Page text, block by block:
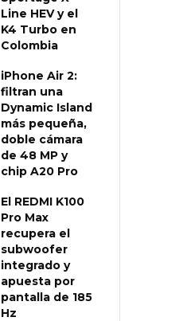
Line HEV y el
K4 Turbo en
Colombia
iPhone Air 2:
filtran una
Dynamic Island
más pequeña,
doble cámara
de 48 MP y
chip A20 Pro
El REDMI K100
Pro Max
recupera el
subwoofer
integrado y
apuesta por
pantalla de 185
Hz